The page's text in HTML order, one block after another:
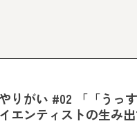
りがい #02 「「うっ
エンティストの生み出